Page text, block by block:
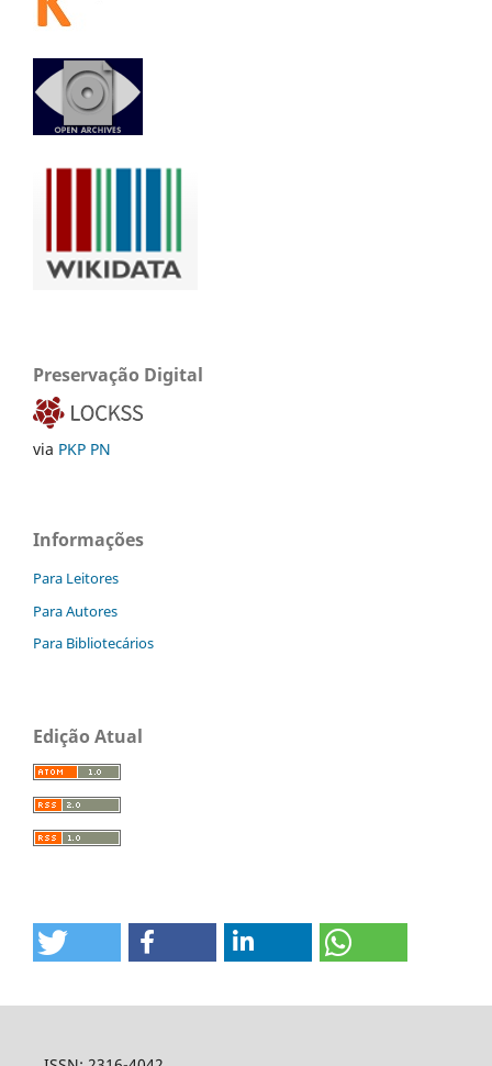
Preservação Digital
via PKP PN
Informações
Para Leitores
Para Autores
Para Bibliotecários
Edição Atual